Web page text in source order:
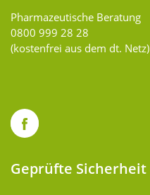
Pharmazeutische Beratung
0800 999 28 28
(kostenfrei aus dem dt. Netz)
Geprüfte Sicherheit